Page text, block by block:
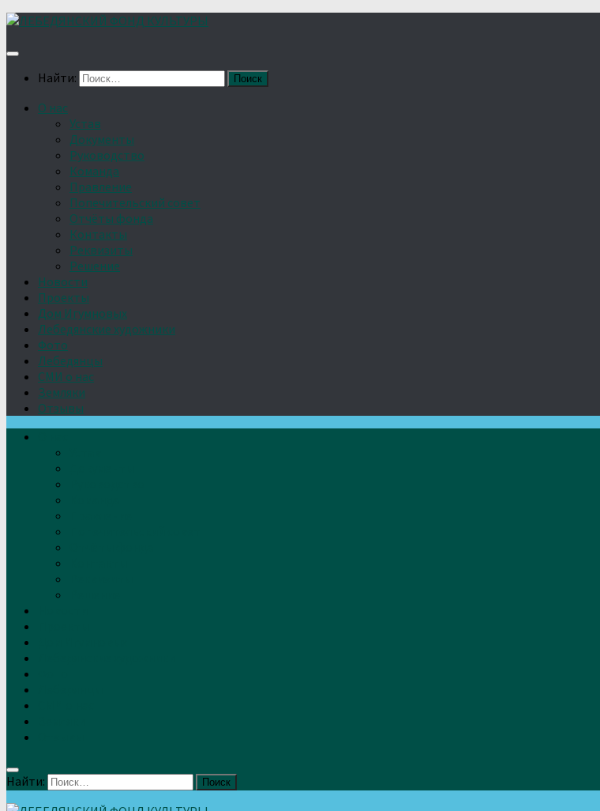
Найти:
О нас
Устав
Документы
Руководство
Команда
Правление
Попечительский совет
Отчёты фонда
Контакты
Реквизиты
Решение
Новости
Проекты
Дом Игумновых
Лебедянские художники
Фото
Лебедянцы
СМИ о нас
Земляки
Отзывы
Найти: